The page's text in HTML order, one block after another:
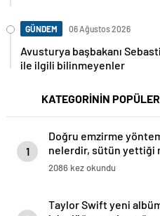
GÜNDEM 06 Ağustos 2026
Avusturya başbakanı
ile ilgili bilinmeyenler
KATEGORİNİN
1
Doğru emzirme
nelerdir, sütün yettiği
anlaşılır?
2086 kez okundu
Taylor Swift yeni